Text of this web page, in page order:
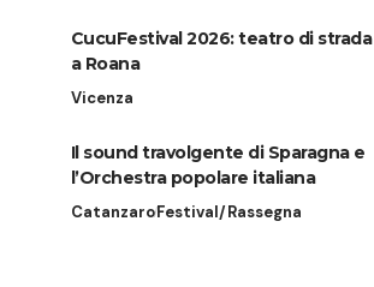
CucuFestival 2026: teatro di strada
a Roana
Vicenza
Il sound travolgente di Sparagna e
l’Orchestra popolare italiana
CatanzaroFestival/Rassegna